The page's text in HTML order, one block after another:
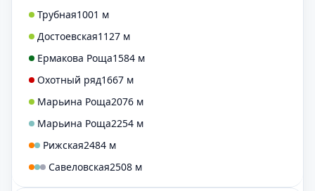
Трубная1001 м
Достоевская1127 м
Ермакова Роща1584 м
Охотный ряд1667 м
Марьина Роща2076 м
Марьина Роща2254 м
Рижская2484 м
Савеловская2508 м